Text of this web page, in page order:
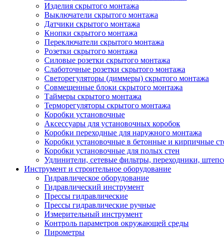
Изделия скрытого монтажа
Выключатели скрытого монтажа
Датчики скрытого монтажа
Кнопки скрытого монтажа
Переключатели скрытого монтажа
Розетки скрытого монтажа
Силовые розетки скрытого монтажа
Слаботочные розетки скрытого монтажа
Светорегуляторы (диммеры) скрытого монтажа
Совмещенные блоки скрытого монтажа
Таймеры скрытого монтажа
Терморегуляторы скрытого монтажа
Коробки установочные
Аксессуары для установочных коробок
Коробки переходные для наружного монтажа
Коробки установочные в бетонные и кирпичные
Коробки установочные для полых стен
Удлинители, сетевые фильтры, переходники,
Инструмент и строительное оборудование
Гидравлическое оборудование
Гидравлический инструмент
Прессы гидравлические
Прессы гидравлические ручные
Измерительный инструмент
Контроль параметров окружающей среды
Пирометры